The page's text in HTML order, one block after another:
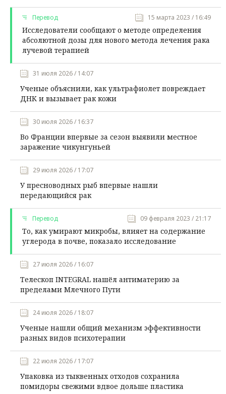
Перевод 15 марта 2023 / 16:49
Исследователи сообщают о методе определения
абсолютной дозы для нового метода лечения рака
лучевой терапией
31 июля 2026 / 14:07
Ученые объяснили, как ультрафиолет повреждает
ДНК и вызывает рак кожи
30 июля 2026 / 16:37
Во Франции впервые за сезон выявили местное
заражение чикунгуньей
29 июля 2026 / 17:07
У пресноводных рыб впервые нашли
передающийся рак
Перевод 09 февраля 2023 / 21:17
То, как умирают микробы, влияет на содержание
углерода в почве, показало исследование
27 июля 2026 / 16:07
Телескоп INTEGRAL нашёл антиматерию за
пределами Млечного Пути
24 июля 2026 / 18:07
Ученые нашли общий механизм эффективности
разных видов психотерапии
22 июля 2026 / 17:07
Упаковка из тыквенных отходов сохранила
помидоры свежими вдвое дольше пластика